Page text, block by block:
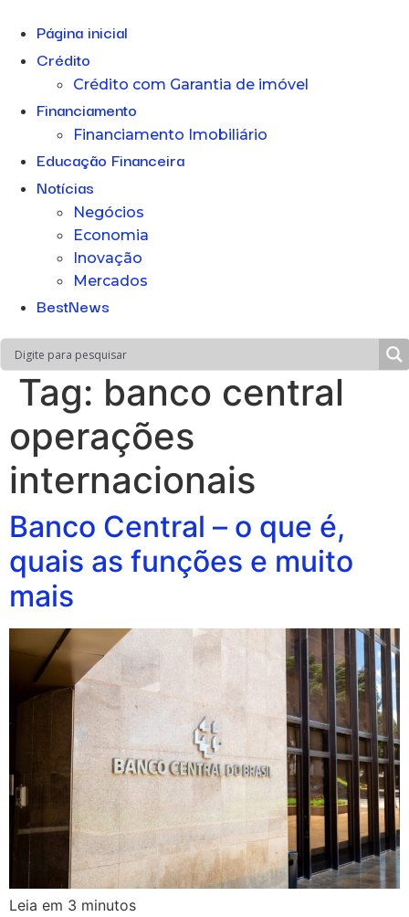
Página inicial
Crédito
Crédito com Garantia de imóvel
Financiamento
Financiamento Imobiliário
Educação Financeira
Notícias
Negócios
Economia
Inovação
Mercados
BestNews
Tag: banco central
operações
internacionais
Banco Central – o que é,
quais as funções e muito
mais
Leia em 3 minutos